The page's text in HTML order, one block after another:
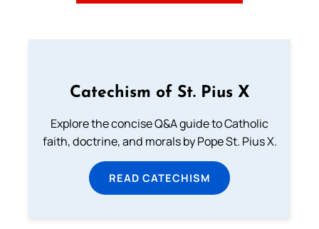
Catechism of St. Pius X
Explore the concise Q&A guide to Catholic
faith, doctrine, and morals by Pope St. Pius X.
READ CATECHISM